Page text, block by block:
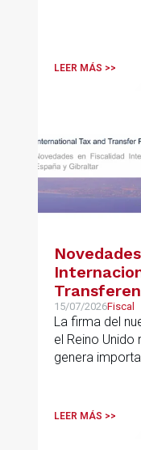
LEER MÁS >>
Gibraltar
15/07/2026Fiscal
La firma del
el Reino
genera
LEER MÁS >>